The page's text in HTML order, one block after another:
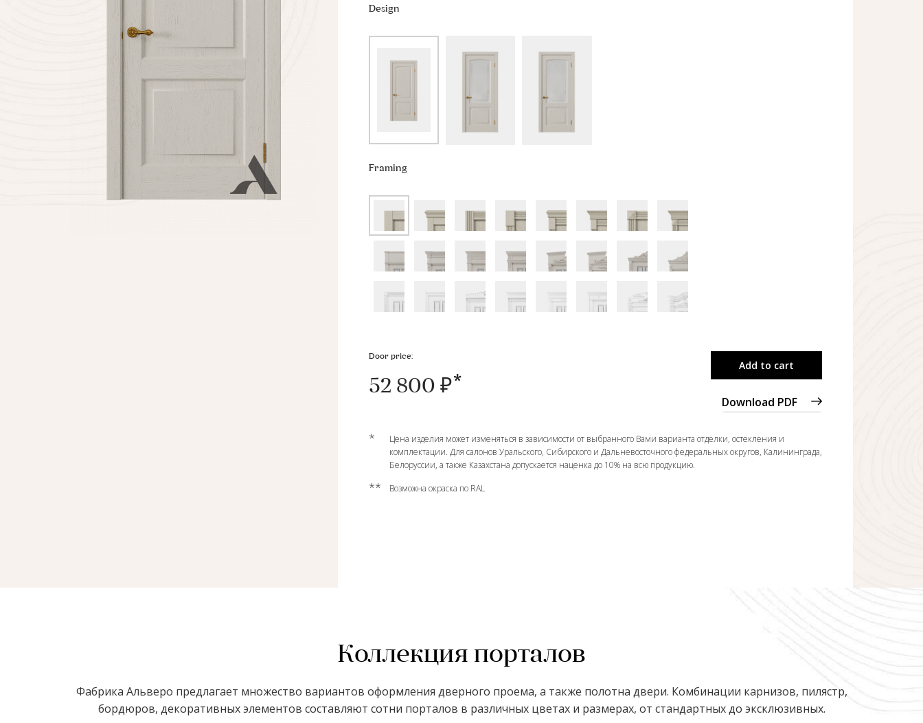
Design
Framing
Add to cart
Download PDF
Door price:
52 800 ₽
*
Цена изделия может изменяться в зависимости от выбранного Вами варианта отделки, остекления и
комплектации. Для салонов Уральского, Сибирского и Дальневосточного федеральных округов, Калининграда,
Белоруссии, а также Казахстана допускается наценка до 10% на всю продукцию.
** Возможна окраска по RAL
Коллекция порталов
Фабрика Альверо предлагает множество вариантов оформления дверного проема, а также полотна двери. Комбинации карнизов, пилястр,
бордюров, декоративных элементов составляют сотни порталов в различных цветах и размерах, от стандартных до эксклюзивных.